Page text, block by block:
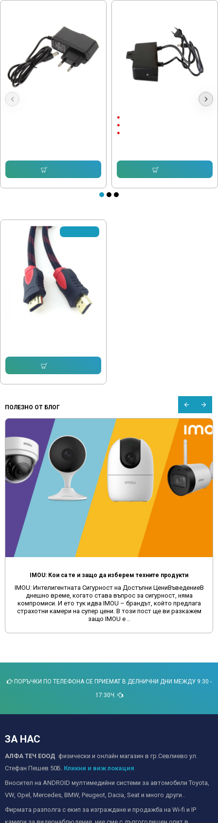
ПОЛЕЗНО ОТ БЛОГ
IMOU: Кои са те и защо да изберем техните продукти
IMOU: Интелигентната Сигурност на Достъпни ЦениВъведениеВ
днешно време, когато става въпрос за сигурност, няма
компромиси. И ето тук идва IMOU – брандът, който предлага
страхотни камери на супер цени. В този пост ще ви разкажем
защо IMOU е ..
ПОРЪЧКИ ПО ТЕЛЕФОНА СЕ ПРИЕМАТ В ДЕЛНИЧНИ ДНИ МЕЖДУ 9:30 -
17:30Ч.
ЗА НАС
АЛФА ТЕЧ ЕООД физически и онлайн магазин в гр.Севлиево ул.
Стефан Пешев 50Б. Кликни и виж локация
Вносител на ANDROID мултимедийни системи за автомобили Toyota,
VW, Opel, Mercedes, BMW, Peugeot, Dacia, Seat и много други..
Фирмата разполга с екип за изграждане и продажба на Wi-fi и IP